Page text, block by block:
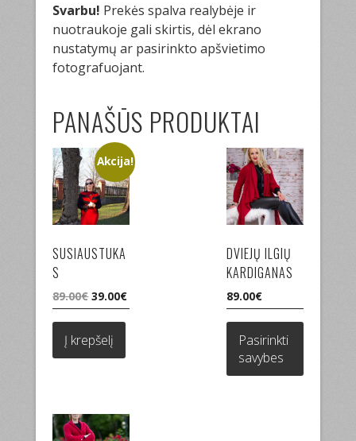
Svarbu! Prekės spalva realybėje ir
nuotraukoje gali skirtis, dėl ekrano
nustatymų ar pasirinkto apšvietimo
fotografuojant.
PANAŠŪS PRODUKTAI
Akcija!
SUSIAUSTUKA
S
89.00€Original
price
was:
89.00€.
39.00€Current
price
Į krepšelį
DVIEJŲ ILGIŲ
KARDIGANAS
89.00€
Pasirinkti
savybes
This
multiple